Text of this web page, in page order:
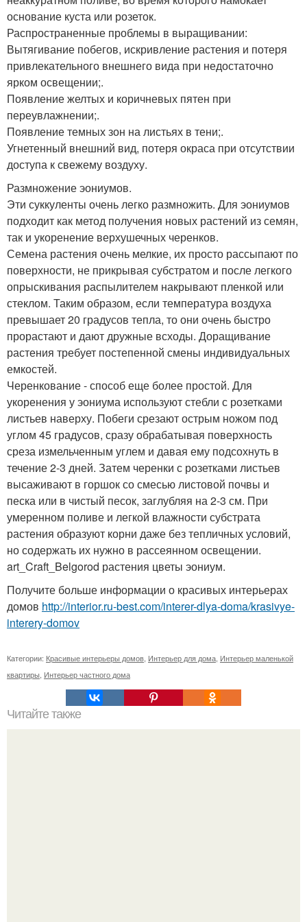
основание куста или розеток.
Распространенные проблемы в выращивании:
Вытягивание побегов, искривление растения и потеря
привлекательного внешнего вида при недостаточно
ярком освещении;.
Появление желтых и коричневых пятен при
переувлажнении;.
Появление темных зон на листьях в тени;.
Угнетенный внешний вид, потеря окраса при отсутствии
доступа к свежему воздуху.
Размножение эониумов.
Эти суккуленты очень легко размножить. Для эониумов
подходит как метод получения новых растений из семян,
так и укоренение верхушечных черенков.
Семена растения очень мелкие, их просто рассыпают по
поверхности, не прикрывая субстратом и после легкого
опрыскивания распылителем накрывают пленкой или
стеклом. Таким образом, если температура воздуха
превышает 20 градусов тепла, то они очень быстро
прорастают и дают дружные всходы. Доращивание
растения требует постепенной смены индивидуальных
емкостей.
Черенкование - способ еще более простой. Для
укоренения у эониума используют стебли с розетками
листьев наверху. Побеги срезают острым ножом под
углом 45 градусов, сразу обрабатывая поверхность
среза измельченным углем и давая ему подсохнуть в
течение 2-3 дней. Затем черенки с розетками листьев
высаживают в горшок со смесью листовой почвы и
песка или в чистый песок, заглубляя на 2-3 см. При
умеренном поливе и легкой влажности субстрата
растения образуют корни даже без тепличных условий,
но содержать их нужно в рассеянном освещении.
art_Craft_Belgorod растения цветы эониум.
Получите больше информации о красивых интерьерах
домов http://interior.ru-best.com/interer-dlya-doma/krasivye-
interery-domov
Категории: Красивые интерьеры домов, Интерьер для дома, Интерьер маленькой
квартиры, Интерьер частного дома
Читайте также